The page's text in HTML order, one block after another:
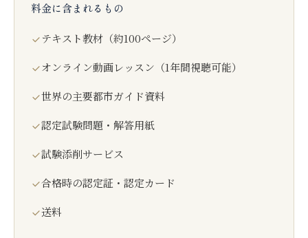
料金に含まれるもの
テキスト教材（約100ページ）
オンライン動画レッスン（1年間視聴可能）
世界の主要都市ガイド資料
認定試験問題・解答用紙
試験添削サービス
合格時の認定証・認定カード
送料